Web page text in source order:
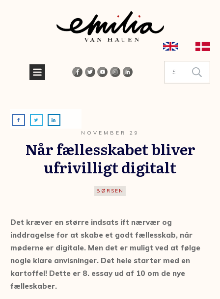
NOVEMBER 29
Når fællesskabet bliver
ufrivilligt digitalt
BØRSEN
Det kræver en større indsats ift nærvær og
inddragelse for at skabe et godt fællesskab, når
møderne er digitale. Men det er muligt ved at følge
nogle klare anvisninger. Det hele starter med en
kartoffel! Dette er 8. essay ud af 10 om de nye
fælleskaber.